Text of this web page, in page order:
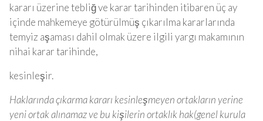
kararı üzerine tebliğ ve karar tarihinden itibaren üç ay
içinde mahkemeye götürülmüş çıkarılma kararlarında
temyiz aşaması dahil olmak üzere ilgili yargı makamının
nihai karar tarihinde,
kesinleşir.
Haklarında çıkarma kararı kesinleşmeyen ortakların yerine
yeni ortak alınamaz ve bu kişilerin ortaklık hak(genel kurula